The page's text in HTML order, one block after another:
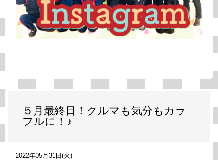
５月最終日！クルマも気分もカラ
フルに！♪
2022年05月31日(火)